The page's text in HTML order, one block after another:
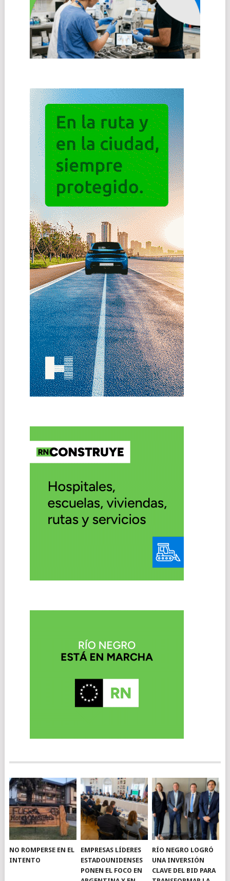
NO ROMPERSE EN EL
INTENTO
EMPRESAS LÍDERES
ESTADOUNIDENSES
PONEN EL FOCO EN
RÍO NEGRO LOGRÓ
UNA INVERSIÓN
CLAVE DEL BID PARA